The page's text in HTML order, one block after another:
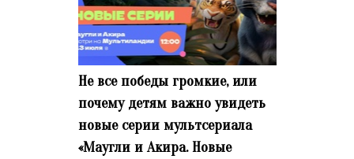
Не все победы громкие, или
почему детям важно увидеть
новые серии мультсериала
«Маугли и Акира. Новые